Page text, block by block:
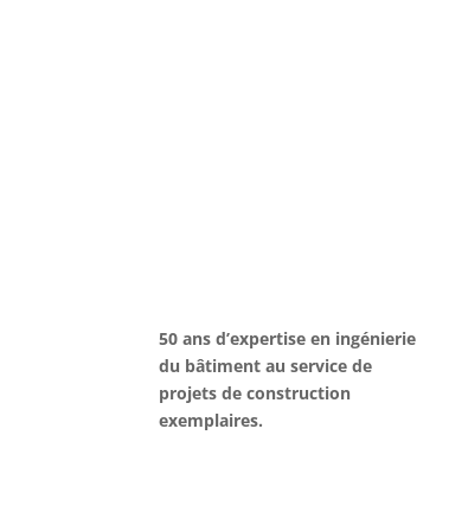
50 ans d’expertise en ingénierie
du bâtiment au service de
projets de construction
exemplaires.